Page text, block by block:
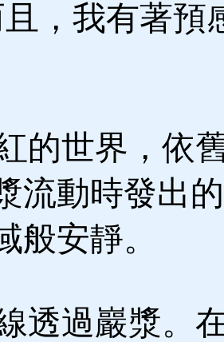
，我有著預
的世界，依
流動時發出
般安靜。
透過巖漿。